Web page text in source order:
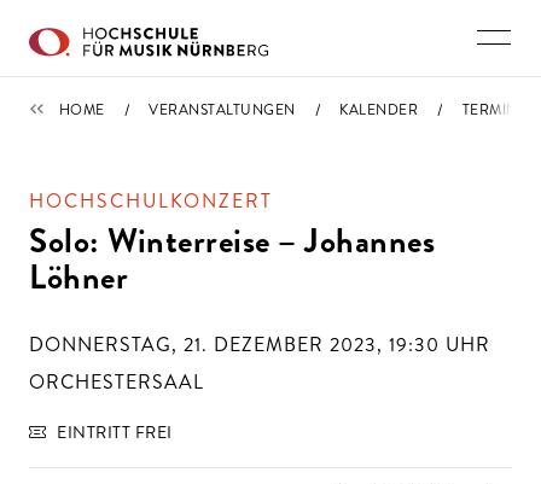
TERMINE
HOME VERANSTALTUNGEN KALENDER TERMIN
HOCHSCHULKONZERT
Solo: Winterreise – Johannes
Löhner
DONNERSTAG, 21. DEZEMBER 2023, 19:30 UHR
ORCHESTERSAAL
EINTRITT FREI